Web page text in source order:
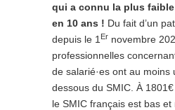
qui a connu la plus faible
en 10 ans ! Du fait d’un
depuis le 1 Er novembre
professionnelles
de salarié·es ont au moins
dessous du SMIC. À
le SMIC français est bas